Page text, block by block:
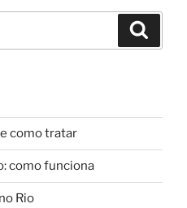
como tratar
como funciona
Rio